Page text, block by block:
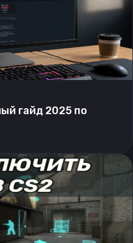
гайд 2025 по